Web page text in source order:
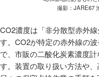
撮影：JARE67
CO2濃度は「非分散型赤外
す。CO2が特定の赤外線の
で、市販の二酸化炭素濃度
す。装置の取り扱い方法や